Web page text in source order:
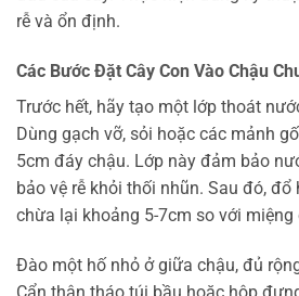
rễ và ổn định.
Các Bước Đặt Cây Con Vào Chậu
Trước hết, hãy tạo một lớp thoát
Dùng gạch vỡ, sỏi hoặc các mảnh
5cm đáy chậu. Lớp này đảm bảo
bảo vệ rễ khỏi thối nhũn. Sau đó,
chừa lại khoảng 5-7cm so với miệng
Đào một hố nhỏ ở giữa chậu, đủ
Cẩn thận tháo túi bầu hoặc hộp